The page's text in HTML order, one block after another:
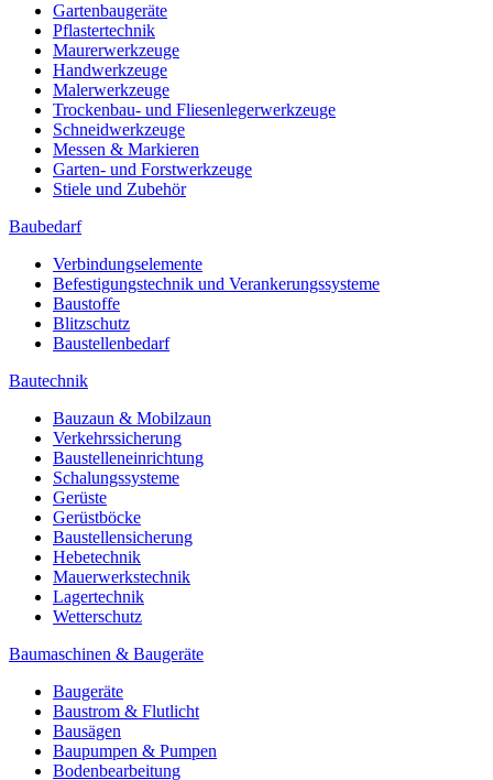
Gartenbaugeräte
Pflastertechnik
Maurerwerkzeuge
Handwerkzeuge
Malerwerkzeuge
Trockenbau- und Fliesenlegerwerkzeuge
Schneidwerkzeuge
Messen & Markieren
Garten- und Forstwerkzeuge
Stiele und Zubehör
Baubedarf
Verbindungselemente
Befestigungstechnik und Verankerungssysteme
Baustoffe
Blitzschutz
Baustellenbedarf
Bautechnik
Bauzaun & Mobilzaun
Verkehrssicherung
Baustelleneinrichtung
Schalungssysteme
Gerüste
Gerüstböcke
Baustellensicherung
Hebetechnik
Mauerwerkstechnik
Lagertechnik
Wetterschutz
Baumaschinen & Baugeräte
Baugeräte
Baustrom & Flutlicht
Bausägen
Baupumpen & Pumpen
Bodenbearbeitung